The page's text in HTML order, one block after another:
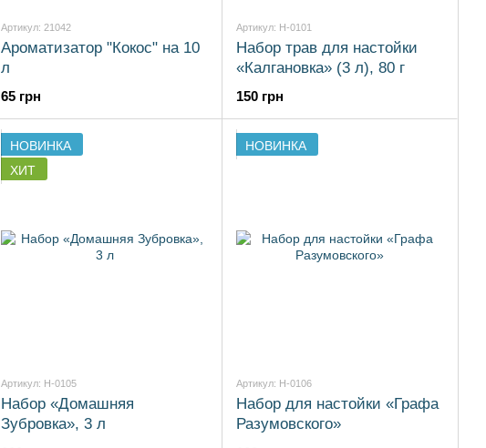
Артикул: 21042
Ароматизатор "Кокос" на 10
л
65 грн
Артикул: H-0101
Набор трав для настойки
«Калгановка» (3 л), 80 г
150 грн
НОВИНКА
ХИТ
Артикул: H-0105
Набор «Домашняя
Зубровка», 3 л
НОВИНКА
Артикул: H-0106
Набор для настойки «Графа
Разумовского»